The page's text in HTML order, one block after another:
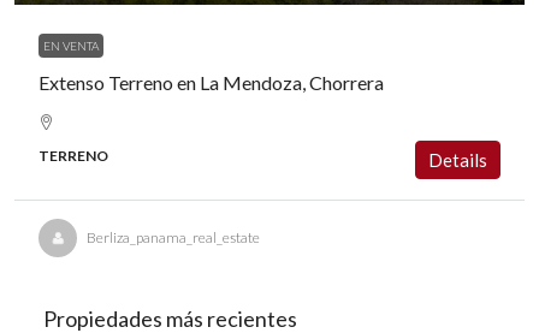
EN VENTA
Extenso Terreno en La Mendoza, Chorrera
TERRENO Details
Berliza_panama_real_estate
Propiedades más recientes